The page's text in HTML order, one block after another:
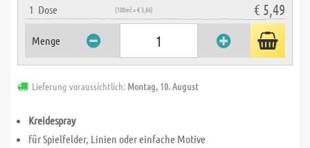
1 Dose (100ml = € 3,66) € 5,49
Menge
Lieferung voraussichtlich: Montag, 10. August
Kreidespray
für Spielfelder, Linien oder einfache Motive